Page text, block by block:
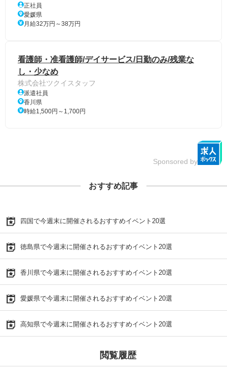
正社員
愛媛県
月給32万円～38万円
看護師・准看護師/デイサービス/日勤のみ/残業な
し・少なめ
株式会社ツクイスタッフ
派遣社員
香川県
時給1,500円～1,700円
Sponsored by
おすすめ記事
四国で今週末に開催されるおすすめイベント20選
徳島県で今週末に開催されるおすすめイベント20選
香川県で今週末に開催されるおすすめイベント20選
愛媛県で今週末に開催されるおすすめイベント20選
高知県で今週末に開催されるおすすめイベント20選
閲覧履歴